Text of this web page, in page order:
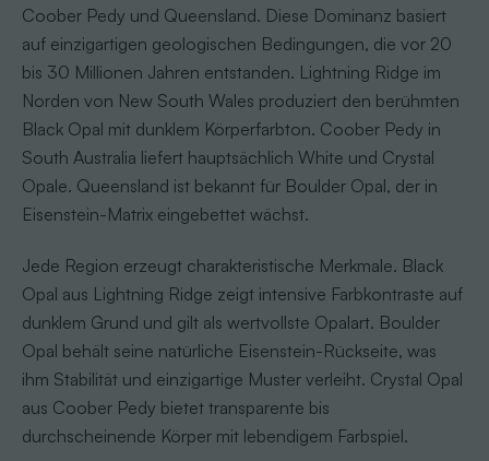
Coober Pedy und Queensland. Diese Dominanz basiert
auf einzigartigen geologischen Bedingungen, die vor 20
bis 30 Millionen Jahren entstanden. Lightning Ridge im
Norden von New South Wales produziert den berühmten
Black Opal mit dunklem Körperfarbton. Coober Pedy in
South Australia liefert hauptsächlich White und Crystal
Opale. Queensland ist bekannt für Boulder Opal, der in
Eisenstein-Matrix eingebettet wächst.
Jede Region erzeugt charakteristische Merkmale. Black
Opal aus Lightning Ridge zeigt intensive Farbkontraste auf
dunklem Grund und gilt als wertvollste Opalart. Boulder
Opal behält seine natürliche Eisenstein-Rückseite, was
ihm Stabilität und einzigartige Muster verleiht. Crystal Opal
aus Coober Pedy bietet transparente bis
durchscheinende Körper mit lebendigem Farbspiel.